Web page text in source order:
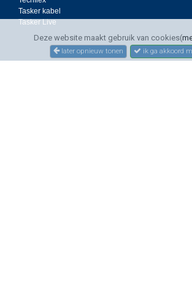
Deze website maakt gebruik van cookies(
later opnieuw tonen ik ga akkoord
Tasker kabel
Tasker Live